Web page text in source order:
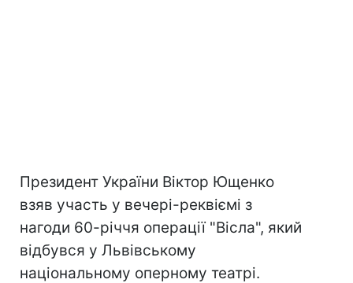
Президент України Віктор Ющенко
взяв участь у вечері-реквіємі з
нагоди 60-річчя операції "Вісла", який
відбувся у Львівському
національному оперному театрі.